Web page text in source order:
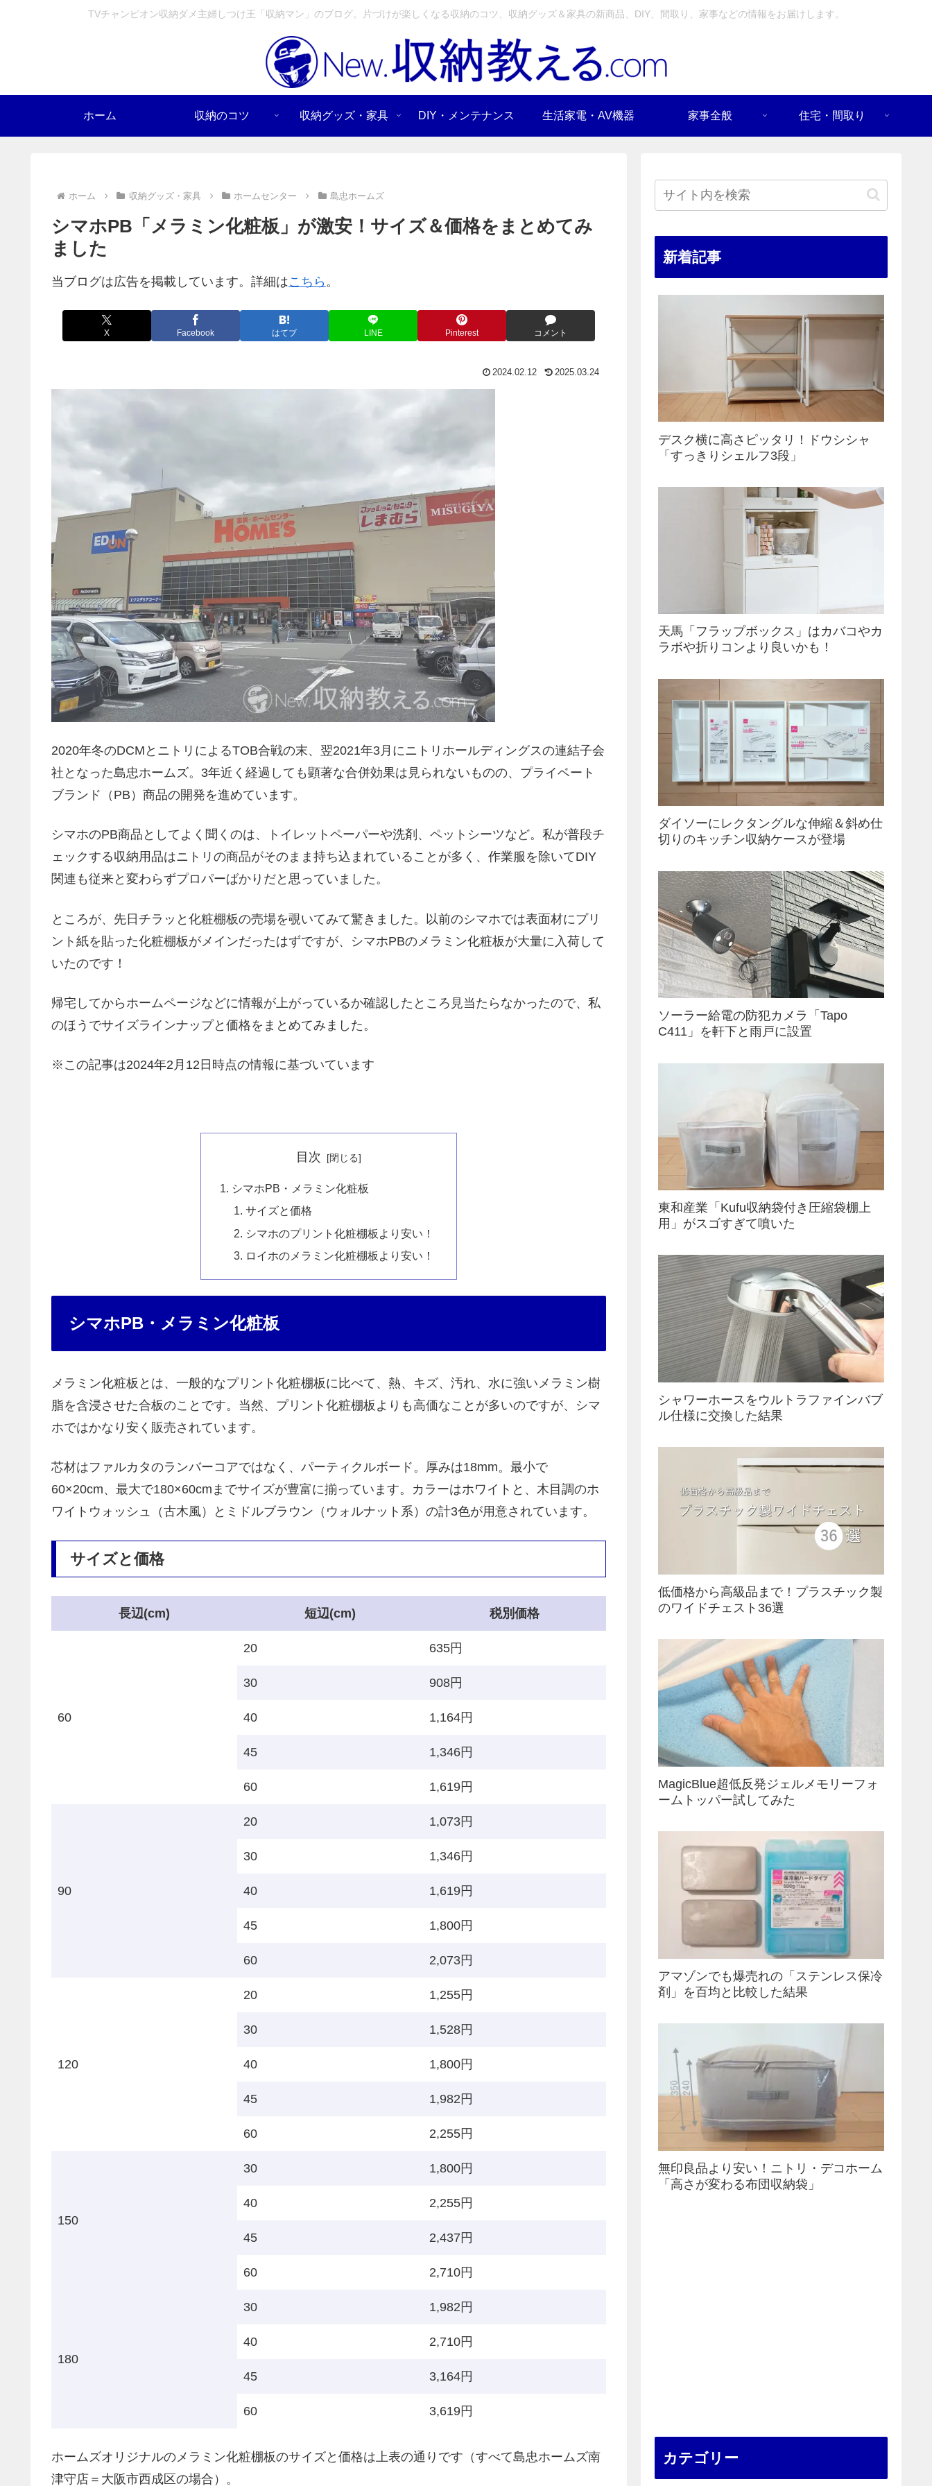
TVチャンピオン収納ダメ主婦しつけ王「収納マン」のブログ。片づけが楽しくなる収納のコツ、収納グッズ＆家具の新商品、DIY、間取り、家事などの情報をお届けします。
ホーム 収納のコツ 収納グッズ・家具 DIY・メンテナンス 生活家電・AV機器 家事全般 住宅・間取り
ホーム 収納グッズ・家具 ホームセンター 島忠ホームズ
シマホPB「メラミン化粧板」が激安！サイズ＆価格をまとめてみ
ました
当ブログは広告を掲載しています。詳細はこちら 。
X Facebook はてブ LINE Pinterest コメント
2024.02.12 2025.03.24
2020年冬のDCMとニトリによるTOB合戦の末、翌2021年3月にニトリホールディングスの連結子会
社となった島忠ホームズ。3年近く経過しても顕著な合併効果は見られないものの、プライベート
ブランド（PB）商品の開発を進めています。
シマホのPB商品としてよく聞くのは、トイレットペーパーや洗剤、ペットシーツなど。私が普段チ
ェックする収納用品はニトリの商品がそのまま持ち込まれていることが多く、作業服を除いてDIY
関連も従来と変わらずプロパーばかりだと思っていました。
ところが、先日チラッと化粧棚板の売場を覗いてみて驚きました。以前のシマホでは表面材にプリ
ント紙を貼った化粧棚板がメインだったはずですが、シマホPBのメラミン化粧板が大量に入荷して
いたのです！
帰宅してからホームページなどに情報が上がっているか確認したところ見当たらなかったので、私
のほうでサイズラインナップと価格をまとめてみました。
※この記事は2024年2月12日時点の情報に基づいています
目次
シマホPB・メラミン化粧板
サイズと価格
シマホのプリント化粧棚板より安い！
ロイホのメラミン化粧棚板より安い！
シマホPB・メラミン化粧板
メラミン化粧板とは、一般的なプリント化粧棚板に比べて、熱、キズ、汚れ、水に強いメラミン樹
脂を含浸させた合板のことです。当然、プリント化粧棚板よりも高価なことが多いのですが、シマ
ホではかなり安く販売されています。
芯材はファルカタのランバーコアではなく、パーティクルボード。厚みは18mm。最小で
60×20cm、最大で180×60cmまでサイズが豊富に揃っています。カラーはホワイトと、木目調のホ
ワイトウォッシュ（古木風）とミドルブラウン（ウォルナット系）の計3色が用意されています。
サイズと価格
長辺(cm) 短辺(cm) 税別価格
60
20 635円
30 908円
40 1,164円
45 1,346円
60 1,619円
90
20 1,073円
30 1,346円
40 1,619円
45 1,800円
60 2,073円
120
20 1,255円
30 1,528円
40 1,800円
45 1,982円
60 2,255円
150
30 1,800円
40 2,255円
45 2,437円
60 2,710円
180
30 1,982円
40 2,710円
45 3,164円
60 3,619円
ホームズオリジナルのメラミン化粧棚板のサイズと価格は上表の通りです（すべて島忠ホームズ南
津守店＝大阪市西成区の場合）。
新着記事
デスク横に高さピッタリ！ドウシシャ
「すっきりシェルフ3段」
天馬「フラップボックス」はカバコやカ
ラボや折りコンより良いかも！
ダイソーにレクタングルな伸縮＆斜め仕
切りのキッチン収納ケースが登場
ソーラー給電の防犯カメラ「Tapo
C411」を軒下と雨戸に設置
東和産業「Kufu収納袋付き圧縮袋棚上
用」がスゴすぎて噴いた
シャワーホースをウルトラファインバブ
ル仕様に交換した結果
低価格から高級品まで！プラスチック製
のワイドチェスト36選
MagicBlue超低反発ジェルメモリーフォ
ームトッパー試してみた
アマゾンでも爆売れの「ステンレス保冷
剤」を百均と比較した結果
無印良品より安い！ニトリ・デコホーム
「高さが変わる布団収納袋」
カテゴリー